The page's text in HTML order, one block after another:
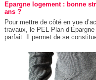
Epargne logement : bonne
ans ?
Pour mettre de côté en vue
travaux, le PEL Plan
parfait. Il permet de se